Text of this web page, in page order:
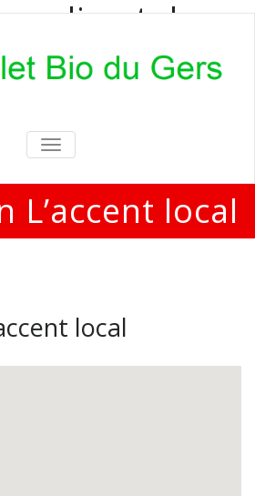
direct de
bio
de poulets bio aux
et professionnels
TOGGLE
NAVIGATION
L’accent local
local